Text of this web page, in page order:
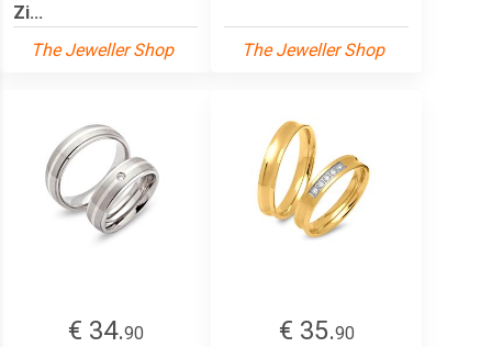
Zi...
The Jeweller Shop
The Jeweller Shop
€ 34.90
€ 35.90